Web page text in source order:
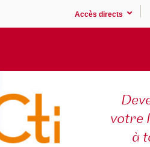
Accès directs
votre
à